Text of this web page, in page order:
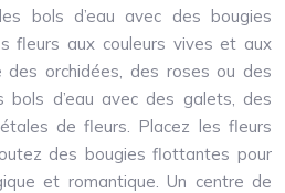
bols d’eau avec des bougies
fleurs aux couleurs vives et aux
des orchidées, des roses ou des
bols d’eau avec des galets, des
de fleurs. Placez les fleurs
des bougies flottantes pour
et romantique. Un centre de